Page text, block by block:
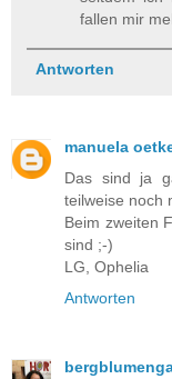
fallen mir
Antworten
manuela
Das sind ja
teilweise noch
Beim zweiten
sind ;-)
LG, Ophelia
Antworten